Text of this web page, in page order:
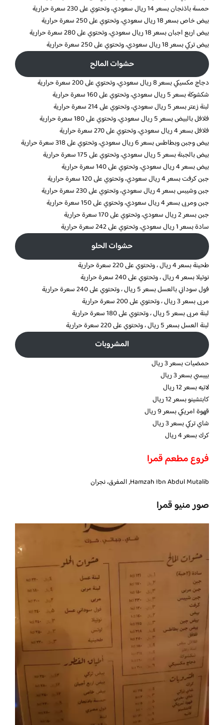
حمسة باذنجان بسعر 14 ريال سعودي، وتحتوي على 230 سعرة حرارية
بيض خاص بسعر 18 ريال سعودي، وتحتوي على 250 سعرة حرارية
بيض اربع اجبان بسعر 18 ريال سعودي، وتحتوي على 280 سعرة حرارية
بيض تركي بسعر 18 ريال سعودي، وتحتوي على 250 سعرة حرارية
حشوات المالح
دجاج مكسيكي بسعر 8 ريال سعودي، وتحتوي على 200 سعرة حرارية
شكشوكة بسعر 5 ريال سعودي، وتحتوي على 160 سعرة حرارية
لبنة زعتر بسعر 5 ريال سعودي، وتحتوي على 214 سعرة حرارية
فلافل بالبيض بسعر 5 ريال سعودي، وتحتوي على 180 سعرة حرارية
فلافل بسعر 4 ريال سعودي، وتحتوي على 270 سعرة حرارية
بيض وجبن وبطاطس بسعر 6 ريال سعودي، وتحتوي على 318 سعرة حرارية
بيض بالجبنة بسعر 5 ريال سعودي، وتحتوي على 175 سعرة حرارية
بيض بسعر 4 ريال سعودي، وتحتوي على 140 سعرة حرارية
جبن كرفت بسعر 4 ريال سعودي، وتحتوي على 120 سعرة حرارية
جبن وشيبس بسعر 4 ريال سعودي، وتحتوي على 230 سعرة حرارية
جبن ومربى بسعر 4 ريال سعودي، وتحتوي على 150 سعرة حرارية
جبن بسعر 2 ريال سعودي، وتحتوي على 170 سعرة حرارية
سادة بسعر 1 ريال سعودي، وتحتوي على 242 سعرة حرارية
حشوات الحلو
طحينة بسعر 4 ريال ، وتحتوي على 220 سعرة حرارية
نوتيلا بسعر 4 ريال ، وتحتوي على 240 سعرة حرارية
فول سوداني بالعسل بسعر 5 ريال ، وتحتوي على 240 سعرة حرارية
مربى بسعر 3 ريال ، وتحتوي على 200 سعرة حرارية
لبنة مربى بسعر 5 ريال ، وتحتوي على 180 سعرة حرارية
لبنة العسل بسعر 5 ريال ، وتحتوي على 220 سعرة حرارية
المشروبات
حمضيات بسعر 3 ريال
بيبسي بسعر 3 ريال
لاتيه بسعر 12 ريال
كابتشينو بسعر 12 ريال
قهوة امريكي بسعر 9 ريال
شاي تركي بسعر 3 ريال
كرك بسعر 4 ريال
فروع مطعم قمرا
Hamzah Ibn Abdul Mutalib, المفرق، نجران
صور منيو قمرا